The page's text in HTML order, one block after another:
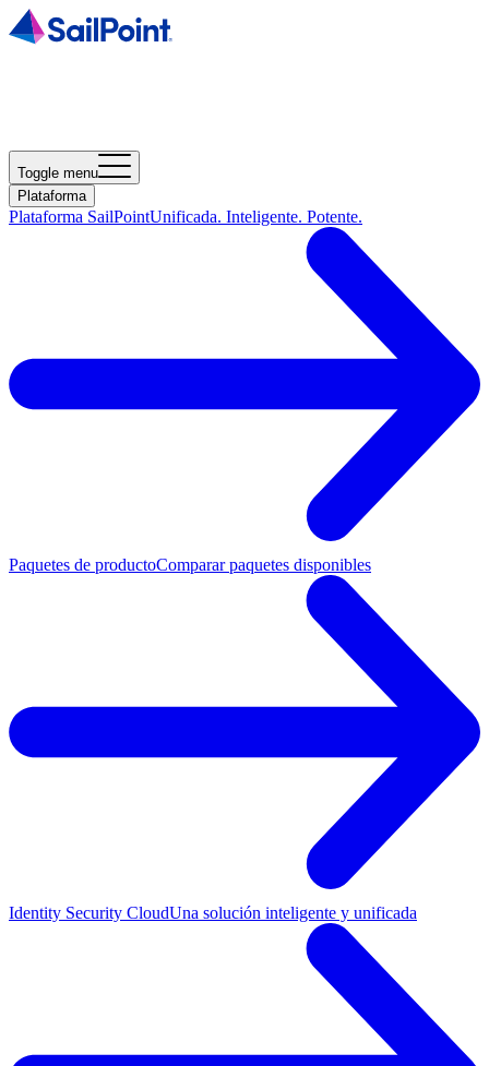
Toggle menu
Plataforma
Plataforma SailPointUnificada. Inteligente. Potente.
Paquetes de productoComparar paquetes disponibles
Identity Security CloudUna solución inteligente y unificada